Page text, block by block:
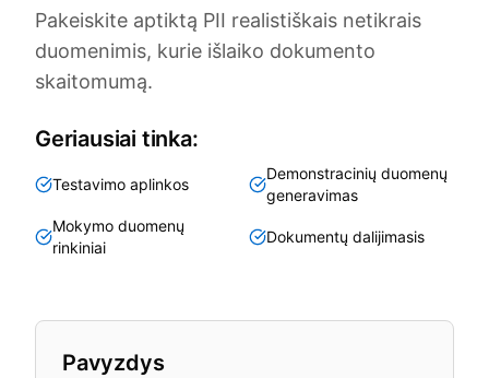
Pakeiskite aptiktą PII realistiškais netikrais
duomenimis, kurie išlaiko dokumento
skaitomumą.
Geriausiai tinka:
Testavimo aplinkos
Demonstracinių duomenų
generavimas
Mokymo duomenų
rinkiniai
Dokumentų dalijimasis
Pavyzdys